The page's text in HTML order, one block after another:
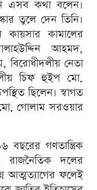
এসব কথা বলেন।
তুলে দেন তিনি।
কায়সার কামালের
আহমদ,
নেতা
চিফ হুইপ মো.
ছিলেন। স্বাগত
মো. গোলাম সরওয়ার
বছরের গণতান্ত্রিক
রাজনৈতিক দলের
আত্মত্যাগের ফলেই